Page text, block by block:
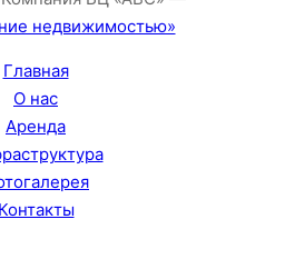
недвижимостью»
Главная
О нас
Аренда
Контакты